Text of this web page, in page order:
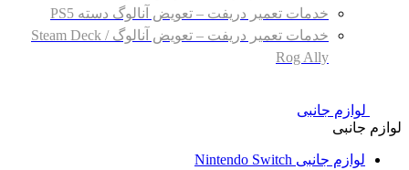
خدمات تعمیر دریفت – تعویض آنالوگ دسته PS5
خدمات تعمیر دریفت – تعویض آنالوگ Steam Deck /
Rog Ally
لوازم جانبی
لوازم جانبی
لوازم جانبی Nintendo Switch